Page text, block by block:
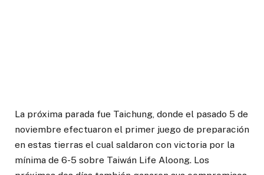
La próxima parada fue Taichung, donde el pasado 5 de
noviembre efectuaron el primer juego de preparación
en estas tierras el cual saldaron con victoria por la
mínima de 6-5 sobre Taiwán Life Aloong. Los